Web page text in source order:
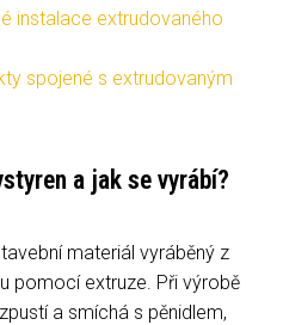
instalace extrudovaného
spojené s extrudovaným
a jak se vyrábí?
materiál vyráběný z
pomocí extruze. Při výrobě
a smíchá s pěnidlem,